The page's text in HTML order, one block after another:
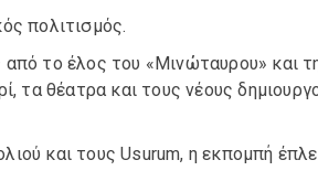
πολιτισμός.
το έλος του «Μινώταυρου» και
τα θέατρα και τους νέους
και τους Usurum, η εκπομπή